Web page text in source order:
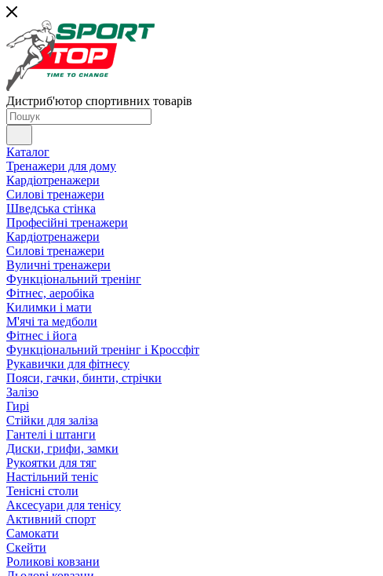
Дистриб'ютор спортивних товарів
Каталог
Тренажери для дому
Кардіотренажери
Силові тренажери
Шведська стінка
Професійні тренажери
Кардіотренажери
Силові тренажери
Вуличні тренажери
Функціональний тренінг
Фітнес, аеробіка
Килимки і мати
М'ячі та медболи
Фітнес і йога
Функціональний тренінг і Кроссфіт
Рукавички для фітнесу
Пояси, гачки, бинти, стрічки
Залізо
Гирі
Стійки для заліза
Гантелі і штанги
Диски, грифи, замки
Рукоятки для тяг
Настільний теніс
Тенісні столи
Аксесуари для тенісу
Активний спорт
Самокати
Скейти
Роликові ковзани